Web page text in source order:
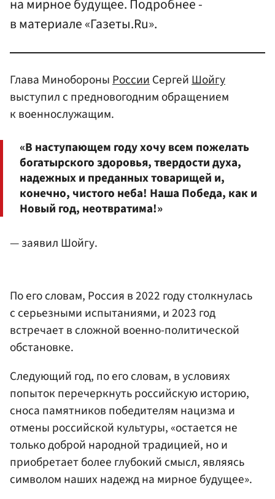
на мирное будущее. Подробнее -
в материале «Газеты.Ru».
Глава Минобороны России Сергей Шойгу
выступил с предновогодним обращением
к военнослужащим.
«В наступающем году хочу всем пожелать
богатырского здоровья, твердости духа,
надежных и преданных товарищей и,
конечно, чистого неба! Наша Победа, как и
Новый год, неотвратима!»
— заявил Шойгу.
По его словам, Россия в 2022 году столкнулась
с серьезными испытаниями, и 2023 год
встречает в сложной военно-политической
обстановке.
Следующий год, по его словам, в условиях
попыток перечеркнуть российскую историю,
сноса памятников победителям нацизма и
отмены российской культуры, «остается не
только доброй народной традицией, но и
приобретает более глубокий смысл, являясь
символом наших надежд на мирное будущее».